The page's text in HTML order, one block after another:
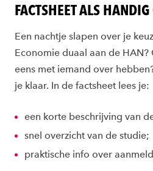
FACTSHEET ALS
Een nachtje slapen over je
Economie duaal aan de
eens met iemand over
je klaar. In de factsheet lees je:
een korte beschrijving van
snel overzicht van de studie;
praktische info over